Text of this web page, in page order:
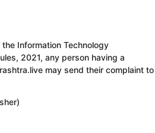
the Information Technology
2021, any person having a
may send their complaint to